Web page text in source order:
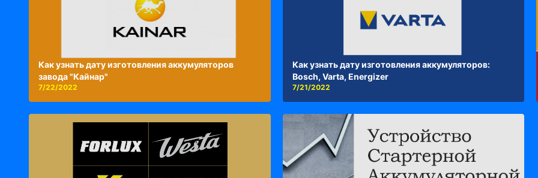
Как узнать дату изготовления аккумуляторов
завода "Кайнар"
7/22/2022
Как узнать дату изготовления аккумуляторов:
Bosch, Varta, Energizer
7/21/2022